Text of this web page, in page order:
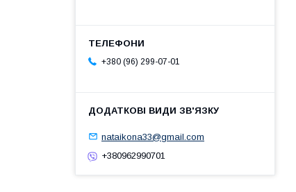
+380 (96) 299-07-01
nataikona33@gmail.com
+380962990701